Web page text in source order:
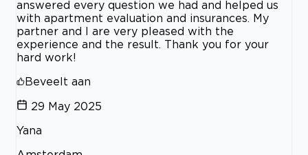
answered every question we had and helped us
with apartment evaluation and insurances. My
partner and I are very pleased with the
experience and the result. Thank you for your
hard work!
Beveelt aan
29 May 2025
Yana